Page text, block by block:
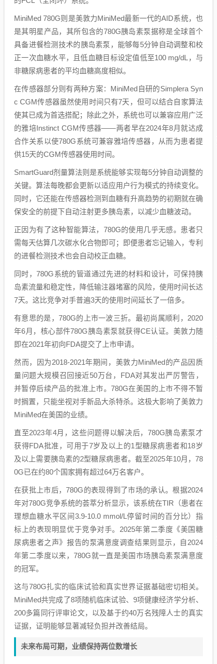
MiniMed 780G则是美敦力MiniMed最新一代的AID系统，也
是其明星产品，其所包含的780G胰岛素泵据称是全球首个
具备进餐检测技术的胰岛素泵，能够每5分钟自动调整和校
正一次血糖水平，且低血糖目标设定值低至100 mg/dL，与
非糖尿病患者的平均血糖高度相似。
在传感器部分则有两种方案：MiniMed自研的Simplera Syn
c CGM传感器虽然使用时间只有7天，但可以结合自家算法
使其已成为首选搭配；除此之外，系统也可以兼容应用广泛
的雅培Instinct CGM传感器——两者早在2024年8月就达成
合作关系以使780G系统可兼容雅培传感器，从而为患者提
供15天的CGM传感器使用时间。
SmartGuard剂量算法则是系统能够实现每5分钟自动调整的
关键。算法每晚都会更新以适应用户行为模式的持续变化。
同时，它还能在传感器检测到血糖有升高趋势的初期就在确
保安全的前提下自动注射更多胰岛素，以减少血糖波动。
正因为有了这种智能算法，780G的使用几乎无感。患者只
需每天估算几次碳水化合物即可；即便患者忘记输入，专利
的进餐检测技术也会自动校正血糖。
同时，780G系统的管道通过先进的材料和设计，可保持胰
岛素流量和稳定性，降低输注器堵塞的风险，使用时间长达
7天。这比竞争对手普遍3天的使用时间延长了一倍多。
有意思的是，780G的上市一波三折。最初尚属顺利，2020
年6月，核心部件780G胰岛素泵就获得CE认证。美敦力随
即在2021年初向FDA提交了上市申请。
然而，因为2018-2021年期间，美敦力MiniMed的产品因质
量问题大规模召回接近50万台，FDA对其发出严厉警告，
并暂停后续产品的批准上市。780G在美国的上市不得不暂
时搁置，只能坐视对手新品大杀特杀。这极大影响了美敦力
MiniMed在美国的业绩。
直至2023年4月，这些问题得以解决后，780G胰岛素泵才
获得FDA批准，可用于7岁及以上的1型糖尿病患者和18岁
及以上需要胰岛素的2型糖尿病患者。截至2025年10月，78
0G已在约80个国家拥有超过64万名客户。
在获批上市后，780G的表现得到了市场的承认。根据2024
年对780G竞争系统的荟萃分析显示，该系统在TIR（患者在
理想血糖水平区间3.9-10.0 mmol/L停留时间的百分比）指
标上的表现明显优于竞争对手。2025年第二季度《美国糖
尿病患者之声》报告的泵满意度调查结果则显示，自2024
年第二季度以来，780G就一直是美国市场胰岛素泵满意度
的冠军。
这与780G扎实的临床试验和真实世界证据基础密切相关。
MiniMed共完成了8项随机临床试验、9项健康经济学分析、
200多篇同行评审论文，以及基于约40万名残障人士的真实
证据，证明能够显著减轻负担并改善结局。
未来布局可期，业绩保持两位数增长